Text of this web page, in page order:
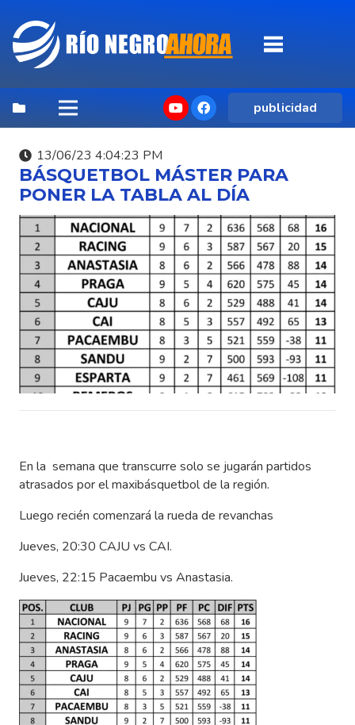
publicidad
13/06/23 4:04:23 PM
BÁSQUETBOL MÁSTER PARA
PONER LA TABLA AL DÍA
En la semana que transcurre solo se jugarán partidos
atrasados por el maxibásquetbol de la región.
Luego recién comenzará la rueda de revanchas
Jueves, 20:30 CAJU vs CAI.
Jueves, 22:15 Pacaembu vs Anastasia.